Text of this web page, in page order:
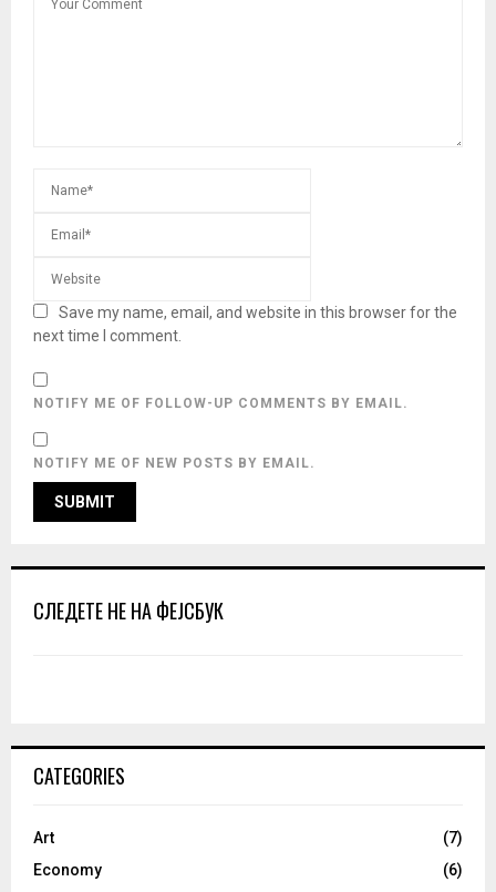
Save my name, email, and website in this browser for the
next time I comment.
NOTIFY ME OF FOLLOW-UP COMMENTS BY EMAIL.
NOTIFY ME OF NEW POSTS BY EMAIL.
СЛЕДЕТЕ НЕ НА ФЕЈСБУК
CATEGORIES
Art
(7)
Economy
(6)